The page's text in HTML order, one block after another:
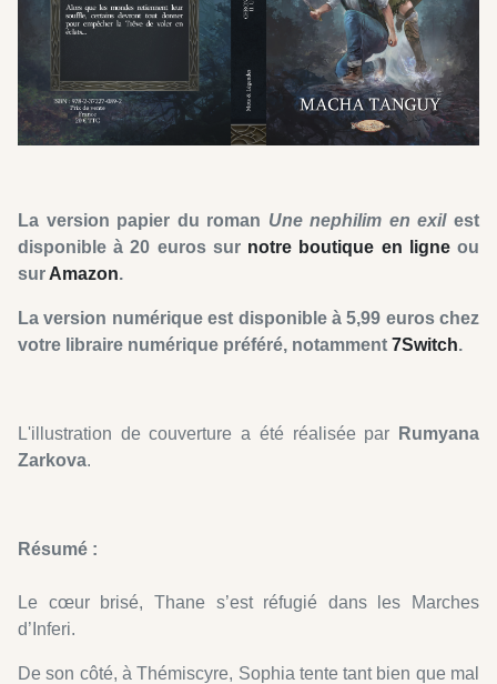
La version papier du roman Une nephilim en exilest
disponible à 20 euros sur notre boutique en ligneou
sur Amazon.
La version numérique est disponible à 5,99 euros chez
votre libraire numérique préféré, notamment 7Switch.
L'illustration de couverture a été réalisée par
Rumyana
Zarkova.
Résumé :
Le cœur brisé, Thane s’est réfugié dans les Marches
d’Inferi.
De son côté, à Thémiscyre, Sophia tente tant bien que mal